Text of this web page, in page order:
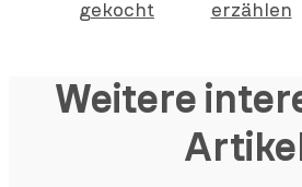
gekocht
erzählen
Weitere
Artikel